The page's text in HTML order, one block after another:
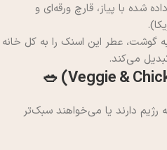
شده با پیاز، قارچ ورقه‌ای و
گوشت، عطر این اسنک را به کل خانه
می‌کند.
رژیم دارند یا می‌خواهند سبک‌تر